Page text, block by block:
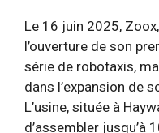
Le 16 juin 2025,
l’ouverture de son
série de robotaxis,
dans l’expansion de
L’usine, située à
d’assembler jusqu’à